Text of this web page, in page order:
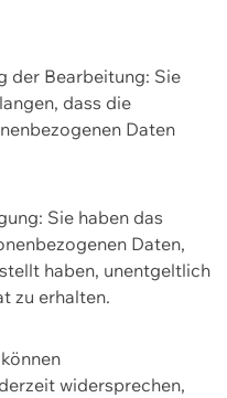
der Bearbeitung: Sie
dass die
Daten
Sie haben das
Daten,
haben, unentgeltlich
zu erhalten.
widersprechen,